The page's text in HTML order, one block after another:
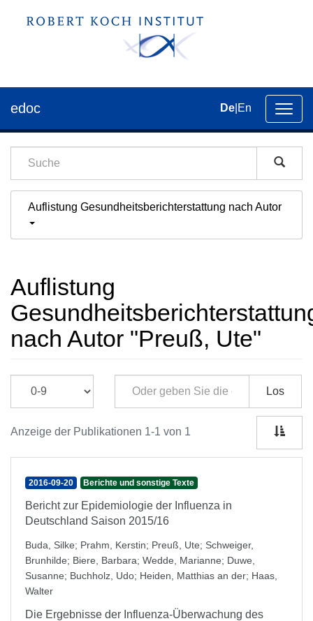
der
edoc De En
Auflistung Gesundheitsberichterstattung nach Autor
Auflistung
nach Autor "Preuß, Ute"
Los
Anzeige der Publikationen 1-1 von 1
2016-09-20 Berichte und sonstige Texte
Bericht zur Epidemiologie der Influenza in
Deutschland Saison 2015/16
Buda, Silke; Prahm, Kerstin; Preuß, Ute; Schweiger,
Brunhilde; Biere, Barbara; Wedde, Marianne; Duwe,
Susanne; Buchholz, Udo; Heiden, Matthias an der; Haas,
Walter
Die Ergebnisse der Influenza-Überwachung des